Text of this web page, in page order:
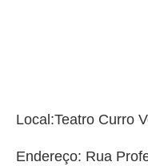
Local:Teatro Curro
Endereço: Rua